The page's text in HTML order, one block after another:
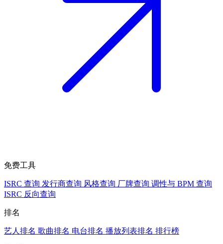
免费工具
ISRC 查询 发行商查询 风格查询 厂牌查询 调性与 BPM 查询
ISRC 反向查询
排名
艺人排名 歌曲排名 电台排名 播放列表排名 排行榜